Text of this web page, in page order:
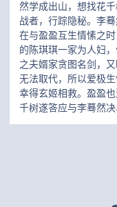
然学成出山，想找花
战者，行踪隐秘。李
在与盈盈互生情愫之
的陈琪琪一家为人妇
之夫婿家贪图名剑，
无法取代，所以爱极
幸得玄姬相救。盈盈
千树遂答应与李蓦然决